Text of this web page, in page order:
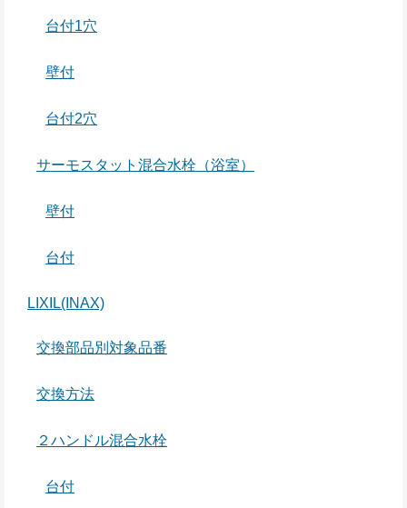
台付1穴
壁付
台付2穴
サーモスタット混合水栓（浴室）
壁付
台付
LIXIL(INAX)
交換部品別対象品番
交換方法
２ハンドル混合水栓
台付